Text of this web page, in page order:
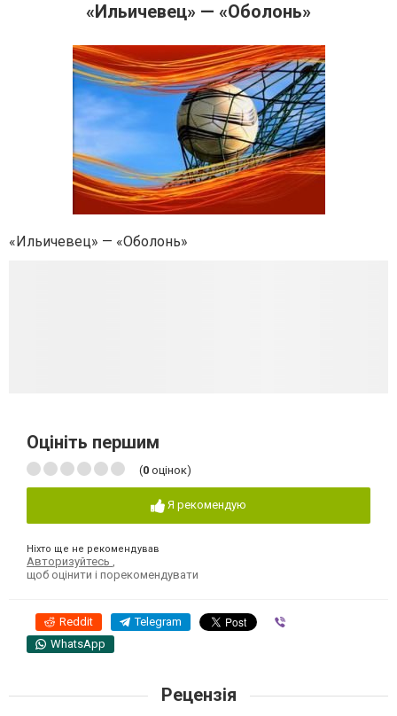
«Ильичевец» — «Оболонь»
«Ильичевец» — «Оболонь»
Оцініть першим
(0 оцінок)
Я рекомендую
Ніхто ще не рекомендував
Авторизуйтесь
щоб оцінити і порекомендувати
Reddit Telegram
WhatsApp
Рецензія